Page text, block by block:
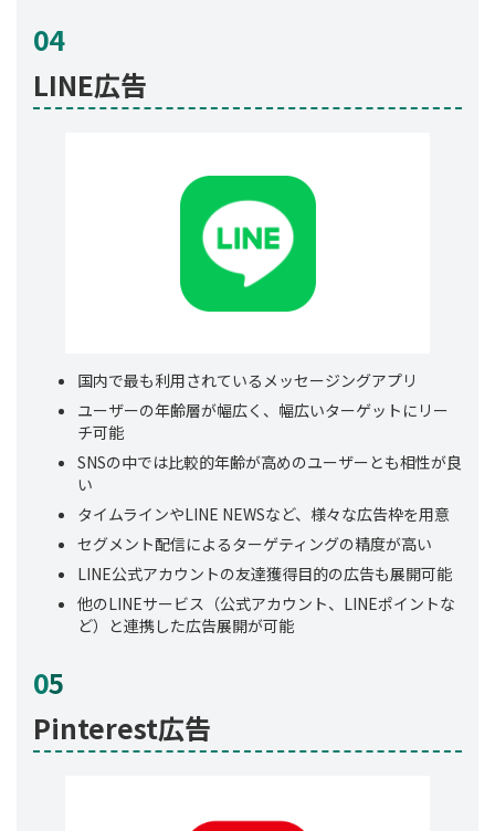
04
LINE広告
国内で最も利用されているメッセージングアプリ
ユーザーの年齢層が幅広く、幅広いターゲットにリー
チ可能
SNSの中では比較的年齢が高めのユーザーとも相性が良
い
タイムラインやLINE NEWSなど、様々な広告枠を用意
セグメント配信によるターゲティングの精度が高い
LINE公式アカウントの友達獲得目的の広告も展開可能
他のLINEサービス（公式アカウント、LINEポイントな
ど）と連携した広告展開が可能
05
Pinterest広告